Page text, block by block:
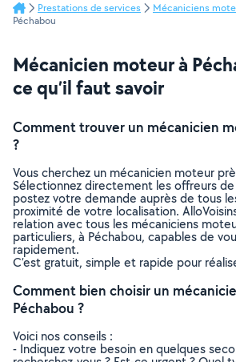
Prestations de services Mécaniciens
Péchabou
Mécanicien moteur à
ce qu’il faut savoir
Comment trouver un mécanicien
?
Vous cherchez un mécanicien moteur
Sélectionnez directement les offreurs
postez votre demande auprès de tous
proximité de votre localisation.
relation avec tous les mécaniciens
particuliers, à Péchabou, capables de
rapidement.
C’est gratuit, simple et rapide pour
Comment bien choisir un
Péchabou ?
Voici nos conseils :
- Indiquez votre besoin en quelques